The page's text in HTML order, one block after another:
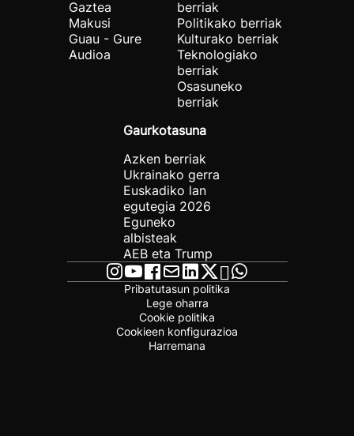
Gaztea
Makusi
Guau - Gure
Audioa
berriak
Politikako berriak
Kulturako berriak
Teknologiako
berriak
Osasuneko
berriak
Gaurkotasuna
Azken berriak
Ukrainako gerra
Euskadiko lan
egutegia 2026
Eguneko
albisteak
AEB eta Trump
Pribatutasun politika
Lege oharra
Cookie politika
Cookieen konfigurazioa
Harremana